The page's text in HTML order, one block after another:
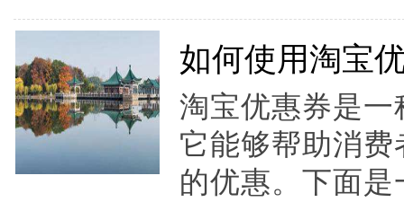
如何使用淘宝
淘宝优惠券是
它能够帮助消
的优惠。下面